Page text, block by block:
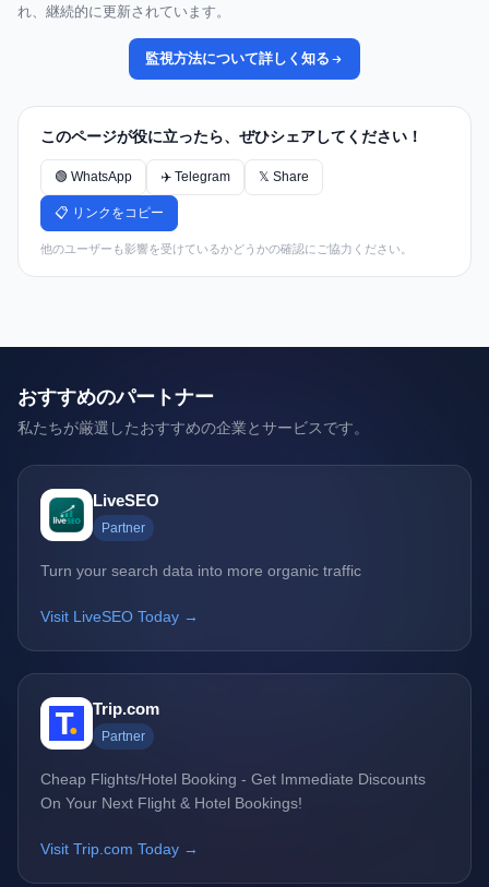
れ、継続的に更新されています。
監視方法について詳しく知る
このページが役に立ったら、ぜひシェアしてください！
🟢 WhatsApp ✈️ Telegram 𝕏 Share
📋 リンクをコピー
他のユーザーも影響を受けているかどうかの確認にご協力ください。
おすすめのパートナー
私たちが厳選したおすすめの企業とサービスです。
LiveSEO
Partner
Turn your search data into more organic traffic
Visit LiveSEO Today →
Trip.com
Partner
Cheap Flights/Hotel Booking - Get Immediate Discounts
On Your Next Flight & Hotel Bookings!
Visit Trip.com Today →